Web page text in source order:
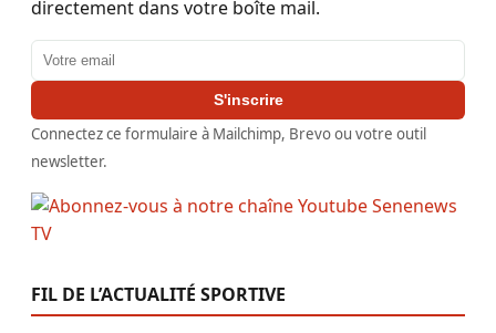
directement dans votre boîte mail.
Adresse email
S'inscrire
Connectez ce formulaire à Mailchimp, Brevo ou votre outil
newsletter.
FIL DE L’ACTUALITÉ SPORTIVE